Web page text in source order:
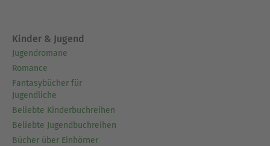
Kinder & Jugend
Jugendromane
Romance
Fantasybücher für
Jugendliche
Beliebte Kinderbuchreihen
Beliebte Jugendbuchreihen
Bücher über Einhörner